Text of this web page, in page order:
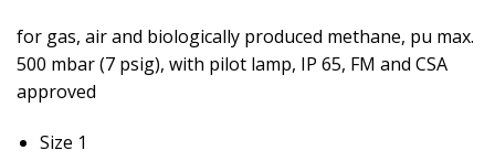
for gas, air and biologically produced methane, pu max.
500 mbar (7 psig), with pilot lamp, IP 65, FM and CSA
approved
Size 1